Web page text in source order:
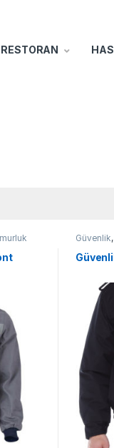
RESTORAN
Güvenlik,